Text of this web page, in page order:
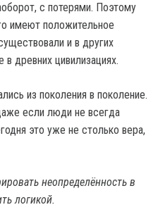
с потерями. Поэтому
имеют положительное
и в других
в древних цивилизациях.
из поколения в поколение.
если люди не всегда
это уже не столько вера,
неопределённость в
логикой.